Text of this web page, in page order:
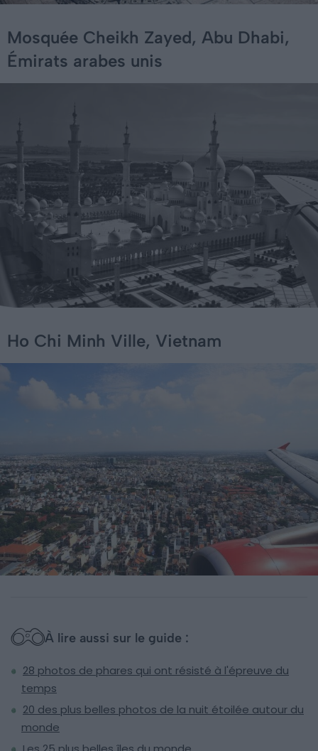
Mosquée Cheikh Zayed, Abu Dhabi,
Émirats arabes unis
Ho Chi Minh Ville, Vietnam
À lire aussi sur le guide :
28 photos de phares qui ont résisté à l'épreuve du
temps
20 des plus belles photos de la nuit étoilée autour du
monde